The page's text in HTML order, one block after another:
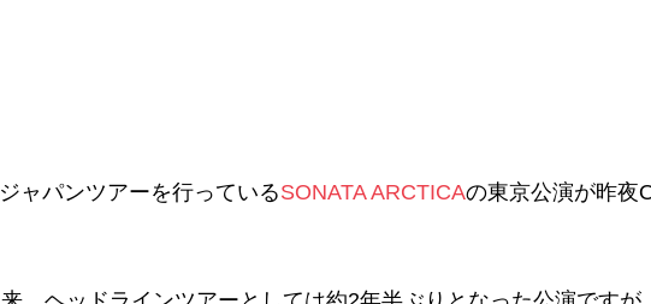
ャパンツアーを行っているSONATA ARCTICAの東京公演が昨夜